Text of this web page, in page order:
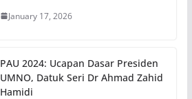
January 17, 2026
PAU 2024: Ucapan Dasar Presiden
UMNO, Datuk Seri Dr Ahmad Zahid
Hamidi